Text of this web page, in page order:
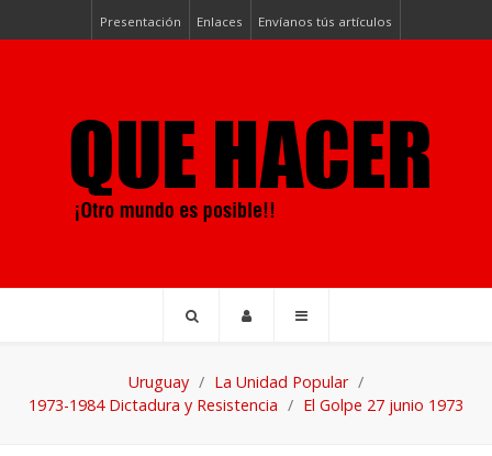
Presentación Enlaces Envíanos tús artículos
Uruguay
La Unidad Popular
1973-1984 Dictadura y Resistencia
El Golpe 27 junio 1973